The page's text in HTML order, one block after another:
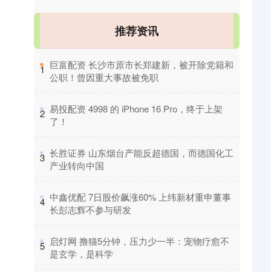
推荐资讯
1 ​巨富配资 长沙市原市长郑建新，被开除党籍和
公职！曾因重大事故被免职
2 ​易投配资 4998 的 iPhone 16 Pro，终于上架
了！
3 ​长胜证券 山东烟台产能反超德国，而德国化工
产业转向中国
4 ​中鑫优配 7日股价飙涨60% 上纬新材重申董事
长彭志辉不参与研发
5 ​启灯网 撸猫5分钟，压力少一半：宠物疗愈不
是玄学，是科学